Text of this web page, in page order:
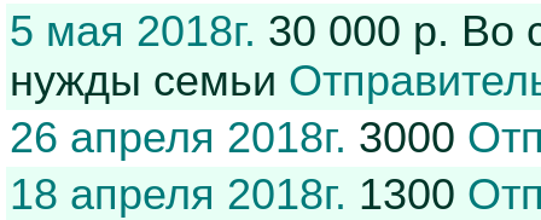
5 мая 2018г. 30 000 р. Во
нужды семьи
26 апреля 2018г. 3000
18 апреля 2018г. 1300